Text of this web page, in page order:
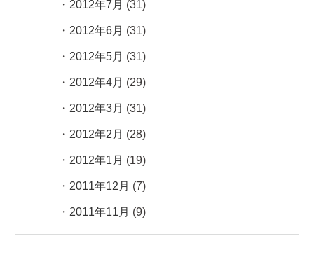
2012年7月 (31)
2012年6月 (31)
2012年5月 (31)
2012年4月 (29)
2012年3月 (31)
2012年2月 (28)
2012年1月 (19)
2011年12月 (7)
2011年11月 (9)